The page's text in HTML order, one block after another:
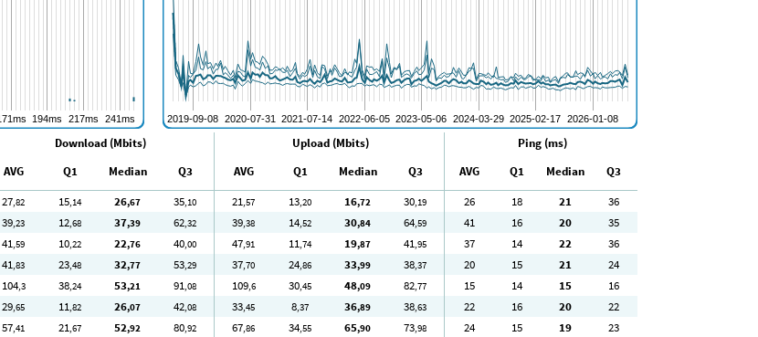
Download (Mbits) Upload (Mbits)
Ping (ms)
AVG Q1 Median Q3 AVG Q1 Median Q3 AVG Q1 Median
Q3
27,82 15,14 26,67 35,10 21,57 13,20 16,72 30,19 26 18 21
36
39,23 12,68 37,39 62,32 39,38 14,52 30,84 64,59 41 16 20
35
41,59 10,22 22,76 40,00 47,91 11,74 19,87 41,95 37 14 22
36
41,83 23,48 32,77 53,29 37,70 24,86 33,99 38,37 20 15 21
24
104,3 38,24 53,21 91,08 109,6 30,45 48,09 82,77 15 14 15
16
29,65 11,82 26,07 42,08 33,45 8,37 36,89 38,63 22 16 20
22
57,41 21,67 52,92 80,92 67,86 34,55 65,90 73,98 24 15 19
23